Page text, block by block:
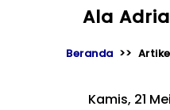
Ala
Beranda >>
Kamis, 21